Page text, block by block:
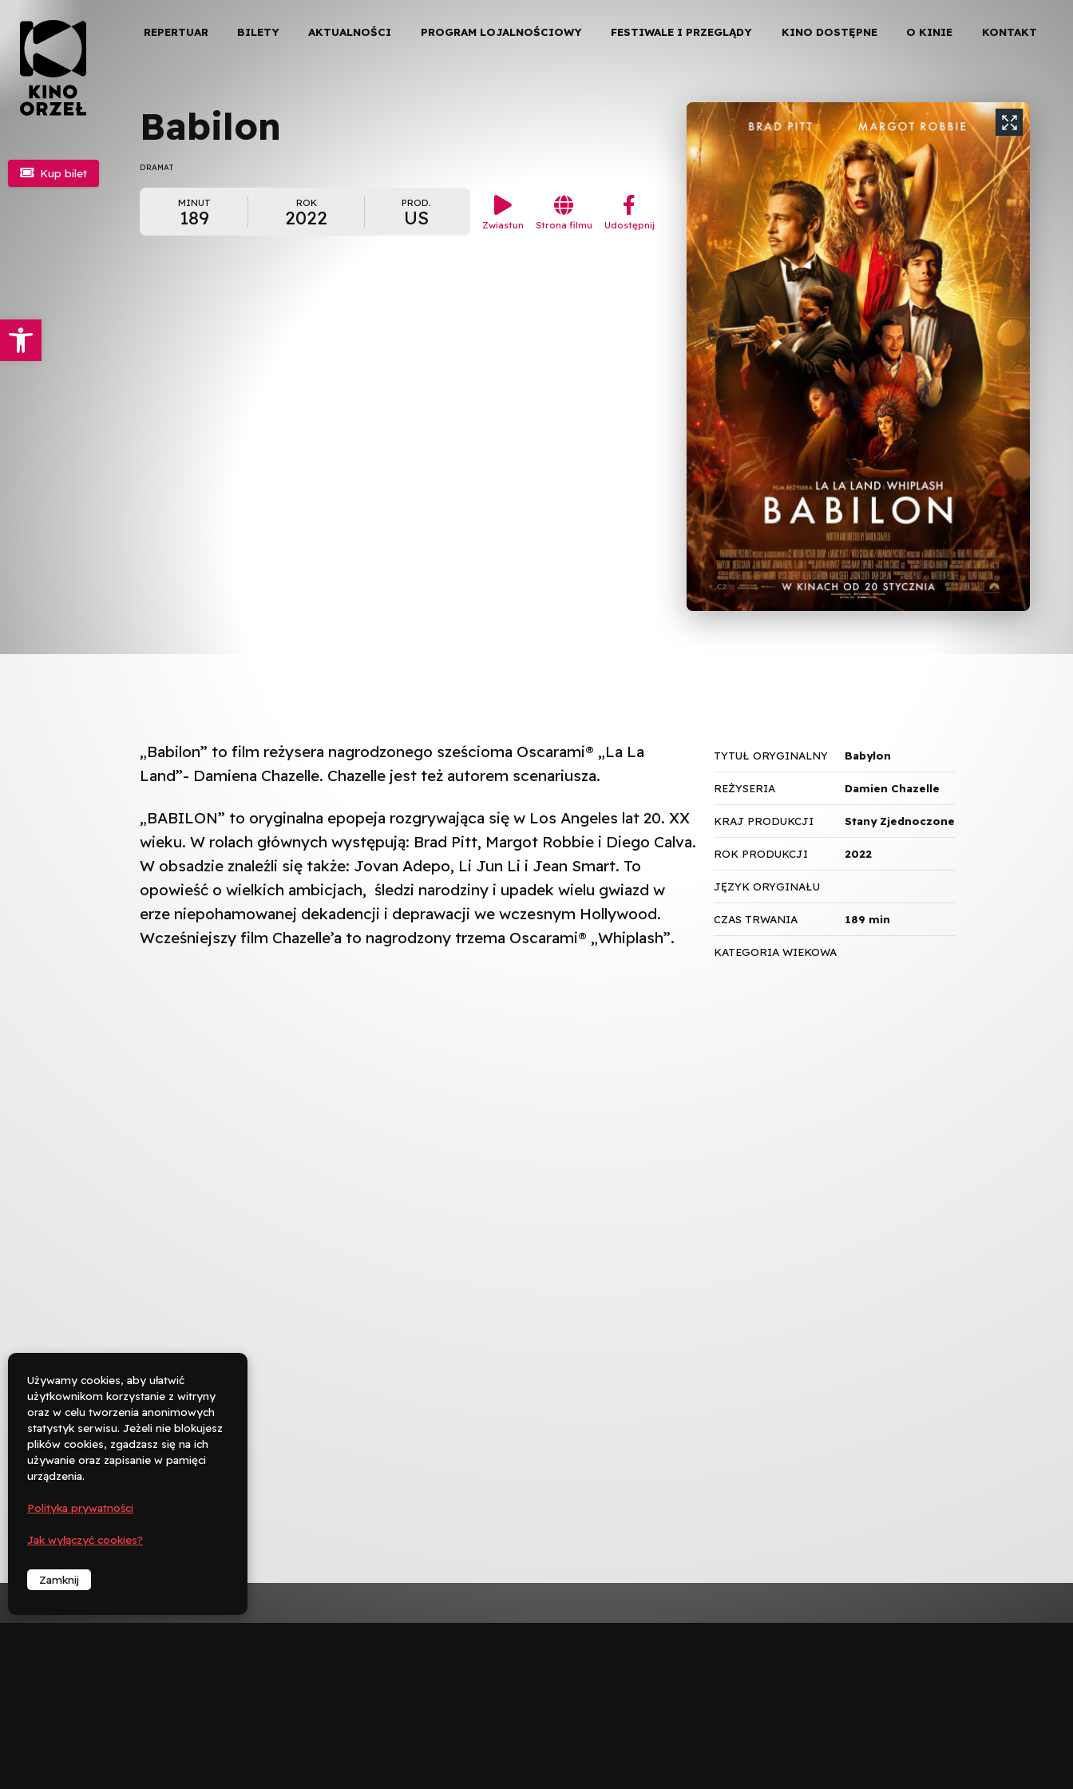
Otwórz pasek narzędzi
REPERTUAR BILETY AKTUALNOŚCI PROGRAM LOJALNOŚCIOWY FESTIWALE I PRZEGLĄDY KINO DOSTĘPNE O KINIE KONTAKT
Babilon
DRAMAT
MINUT
189
ROK
2022
PROD.
US

Zwiastun

Strona filmu
︁
Udostępnij
 Kup bilet
„Babilon” to film reżysera nagrodzonego sześcioma Oscarami® „La La
Land”- Damiena Chazelle. Chazelle jest też autorem scenariusza.
„BABILON” to oryginalna epopeja rozgrywająca się w Los Angeles lat 20. XX
wieku. W rolach głównych występują: Brad Pitt, Margot Robbie i Diego Calva.
W obsadzie znaleźli się także: Jovan Adepo, Li Jun Li i Jean Smart. To
opowieść o wielkich ambicjach, śledzi narodziny i upadek wielu gwiazd w
erze niepohamowanej dekadencji i deprawacji we wczesnym Hollywood.
Wcześniejszy film Chazelle’a to nagrodzony trzema Oscarami® „Whiplash”.
TYTUŁ ORYGINALNY Babylon
REŻYSERIA Damien Chazelle
KRAJ PRODUKCJI Stany Zjednoczone
ROK PRODUKCJI 2022
JĘZYK ORYGINAŁU
CZAS TRWANIA 189 min
KATEGORIA WIEKOWA

Rezerwuj

︁
︁
Używamy cookies, aby ułatwić
użytkownikom korzystanie z witryny
oraz w celu tworzenia anonimowych
statystyk serwisu. Jeżeli nie blokujesz
plików cookies, zgadzasz się na ich
używanie oraz zapisanie w pamięci
urządzenia.
Polityka prywatności
Jak wyłączyć cookies?
Zamknij